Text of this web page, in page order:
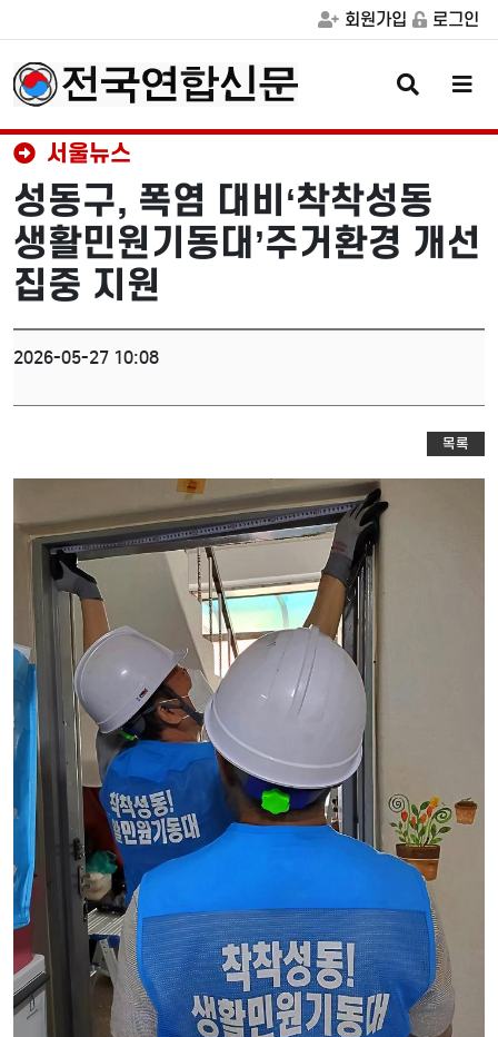
회원가입 로그인
검
색
버
메
버
서울뉴스
성동구, 폭염 대비‘착착성동
생활민원기동대’주거환경 개선
집중 지원
2026-05-27 10:08
목록